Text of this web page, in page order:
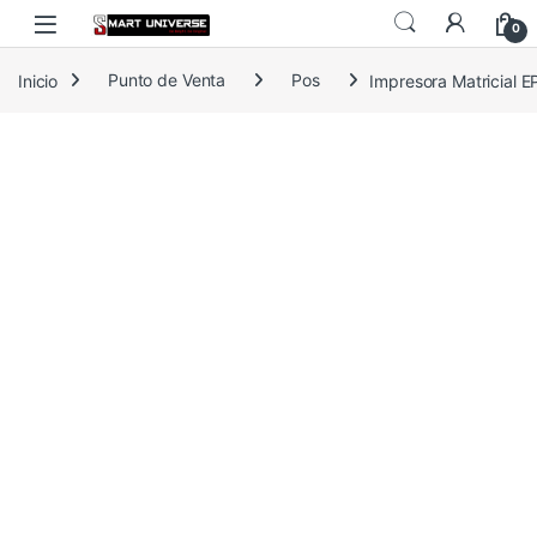
Skip to navigation
Skip to content
0
Inicio Punto de Venta Pos Impresora Matricial